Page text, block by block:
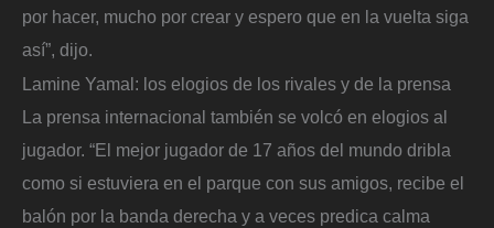
por hacer, mucho por crear y espero que en la vuelta siga
así”, dijo.
Lamine Yamal: los elogios de los rivales y de la prensa
La prensa internacional también se volcó en elogios al
jugador. “El mejor jugador de 17 años del mundo dribla
como si estuviera en el parque con sus amigos, recibe el
balón por la banda derecha y a veces predica calma